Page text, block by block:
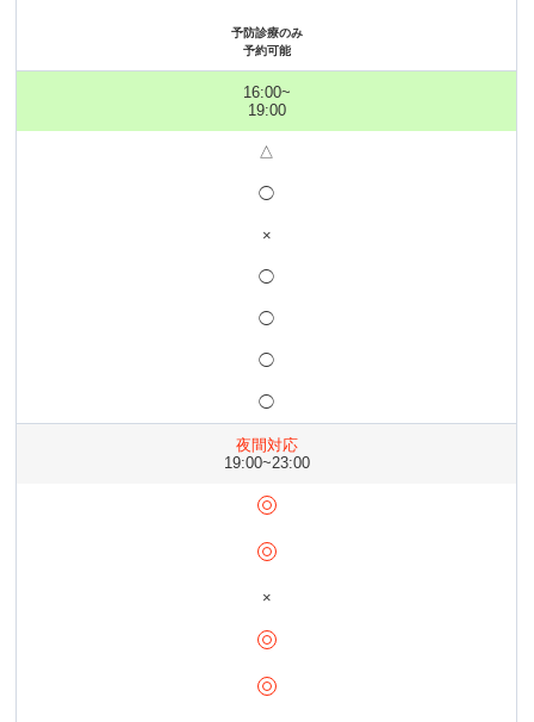
予防診療のみ
予約可能
16:00~
19:00
△
◯
×
◯
◯
◯
◯
夜間対応
19:00~23:00
×